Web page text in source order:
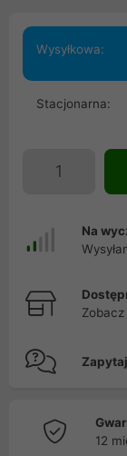
Wysyłkowa:
Stacjonarna:
Na
12